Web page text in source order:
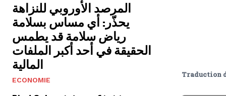
المرصد الأوروبي للنزاهة
يحذّر: أي مساس بسلامة
رياض سلامة قد يطمس
الحقيقة في أحد أكبر الملفات
المالية
ECONOMIE
Traduction